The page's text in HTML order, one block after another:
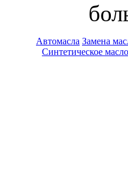
Автомасла Замена
Синтетическое масло